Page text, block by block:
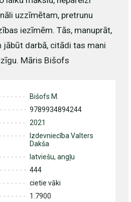
uzzīmētam, pretrunu
iezīmēm. Tās, manuprāt,
jābūt darbā, citādi tas mani
Māris Bišofs
Bišofs M.
9789934894244
2021
Izdevniecība Valters
Dakša
latviešu, angļu
444
cietie vāki
1.7900